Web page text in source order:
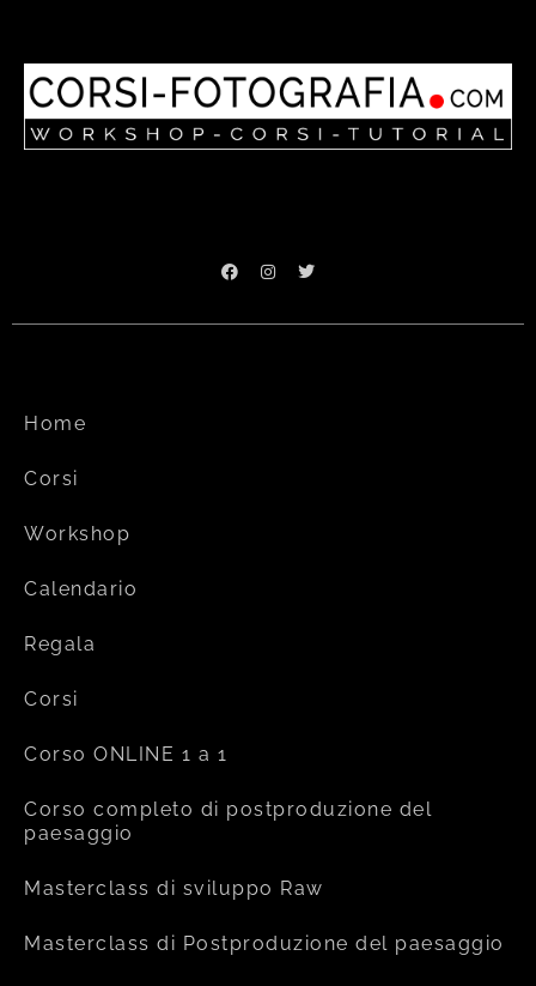
Home
Corsi
Workshop
Calendario
Regala
Corsi
Corso ONLINE 1 a 1
Corso completo di postproduzione del
paesaggio
Masterclass di sviluppo Raw
Masterclass di Postproduzione del paesaggio